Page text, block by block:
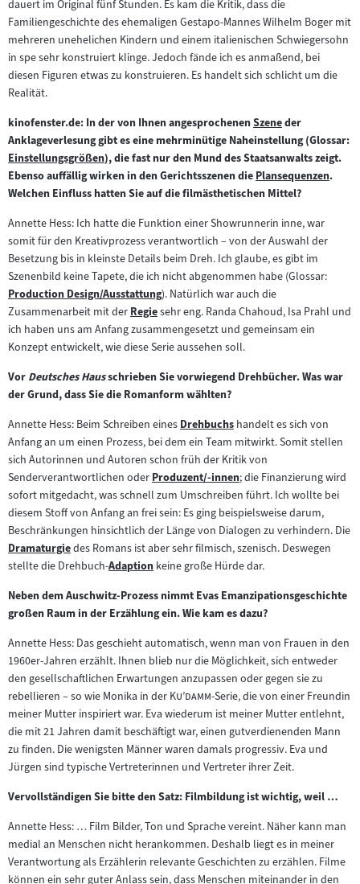
dauert im Original fünf Stunden. Es kam die Kritik, dass die
Familiengeschichte des ehemaligen Gestapo-Mannes Wilhelm Boger mit
mehreren unehelichen Kindern und einem italienischen Schwiegersohn
in spe sehr konstruiert klinge. Jedoch fände ich es anmaßend, bei
diesen Figuren etwas zu konstruieren. Es handelt sich schlicht um die
Realität.
kinofenster.de: In der von Ihnen angesprochenenZum
Inhalt:
Szeneder
Anklageverlesung gibt es eine mehrminütige Naheinstellung (Glossar:
Zum
Inhalt:
Einstellungsgrößen), die fast nur den Mund des Staatsanwalts zeigt.
Ebenso auffällig wirken in den Gerichtsszenen dieZum
Inhalt:
Plansequenzen.
Welchen Einfluss hatten Sie auf die filmästhetischen Mittel?
Annette Hess: Ich hatte die Funktion einer Showrunnerin inne, war
somit für den Kreativprozess verantwortlich – von der Auswahl der
Besetzung bis in kleinste Details beim Dreh. Ich glaube, es gibt im
Szenenbild keine Tapete, die ich nicht abgenommen habe (Glossar:
Zum
Inhalt:
Production Design/Ausstattung). Natürlich war auch die
Zusammenarbeit mit derZum
Inhalt:
Regiesehr eng. Randa Chahoud, Isa Prahl und
ich haben uns am Anfang zusammengesetzt und gemeinsam ein
Konzept entwickelt, wie diese Serie aussehen soll.
Vor Deutsches Hausschrieben Sie vorwiegend Drehbücher. Was war
der Grund, dass Sie die Romanform wählten?
Annette Hess: Beim Schreiben einesZum
Inhalt:
Drehbuchs handelt es sich von
Anfang an um einen Prozess, bei dem ein Team mitwirkt. Somit stellen
sich Autorinnen und Autoren schon früh der Kritik von
Senderverantwortlichen oderZum
Inhalt:
Produzent/-innen; die Finanzierung wird
sofort mitgedacht, was schnell zum Umschreiben führt. Ich wollte bei
diesem Stoff von Anfang an frei sein: Es ging beispielsweise darum,
Beschränkungen hinsichtlich der Länge von Dialogen zu verhindern. Die
Zum
Inhalt:
Dramaturgiedes Romans ist aber sehr filmisch, szenisch. Deswegen
stellte die Drehbuch-Zum
Inhalt:
Adaption keine große Hürde dar.
Neben dem Auschwitz-Prozess nimmt Evas Emanzipationsgeschichte
großen Raum in der Erzählung ein. Wie kam es dazu?
Annette Hess: Das geschieht automatisch, wenn man von Frauen in den
1960er-Jahren erzählt. Ihnen blieb nur die Möglichkeit, sich entweder
den gesellschaftlichen Erwartungen anzupassen oder gegen sie zu
rebellieren – so wie Monika in der "Ku’damm"
-Serie, die von einer Freundin
meiner Mutter inspiriert war. Eva wiederum ist meiner Mutter entlehnt,
die mit 21 Jahren damit beschäftigt war, einen gutverdienenden Mann
zu finden. Die wenigsten Männer waren damals progressiv. Eva und
Jürgen sind typische Vertreterinnen und Vertreter ihrer Zeit.
Vervollständigen Sie bitte den Satz: Filmbildung ist wichtig, weil …
Annette Hess: … Film Bilder, Ton und Sprache vereint. Näher kann man
medial an Menschen nicht herankommen. Deshalb liegt es in meiner
Verantwortung als Erzählerin relevante Geschichten zu erzählen. Filme
können ein sehr guter Anlass sein, dass Menschen miteinander in den